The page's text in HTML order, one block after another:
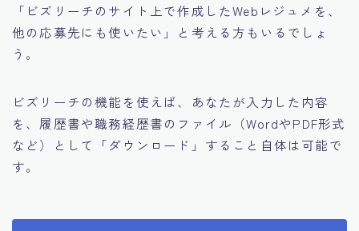
「ビズリーチのサイト上で作成したWebレジュメを、
他の応募先にも使いたい」と考える方もいるでしょ
う。
ビズリーチの機能を使えば、あなたが入力した内容
を、履歴書や職務経歴書のファイル（WordやPDF形式
など）として「ダウンロード」すること自体は可能で
す。